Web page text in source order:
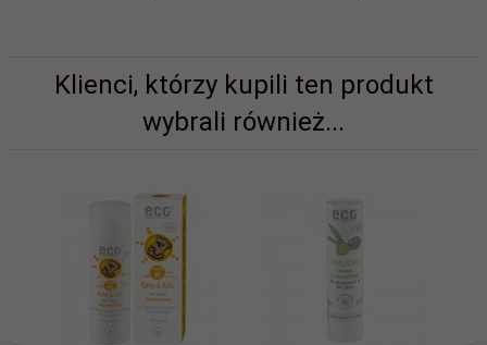
Klienci, którzy kupili ten produkt
wybrali również...